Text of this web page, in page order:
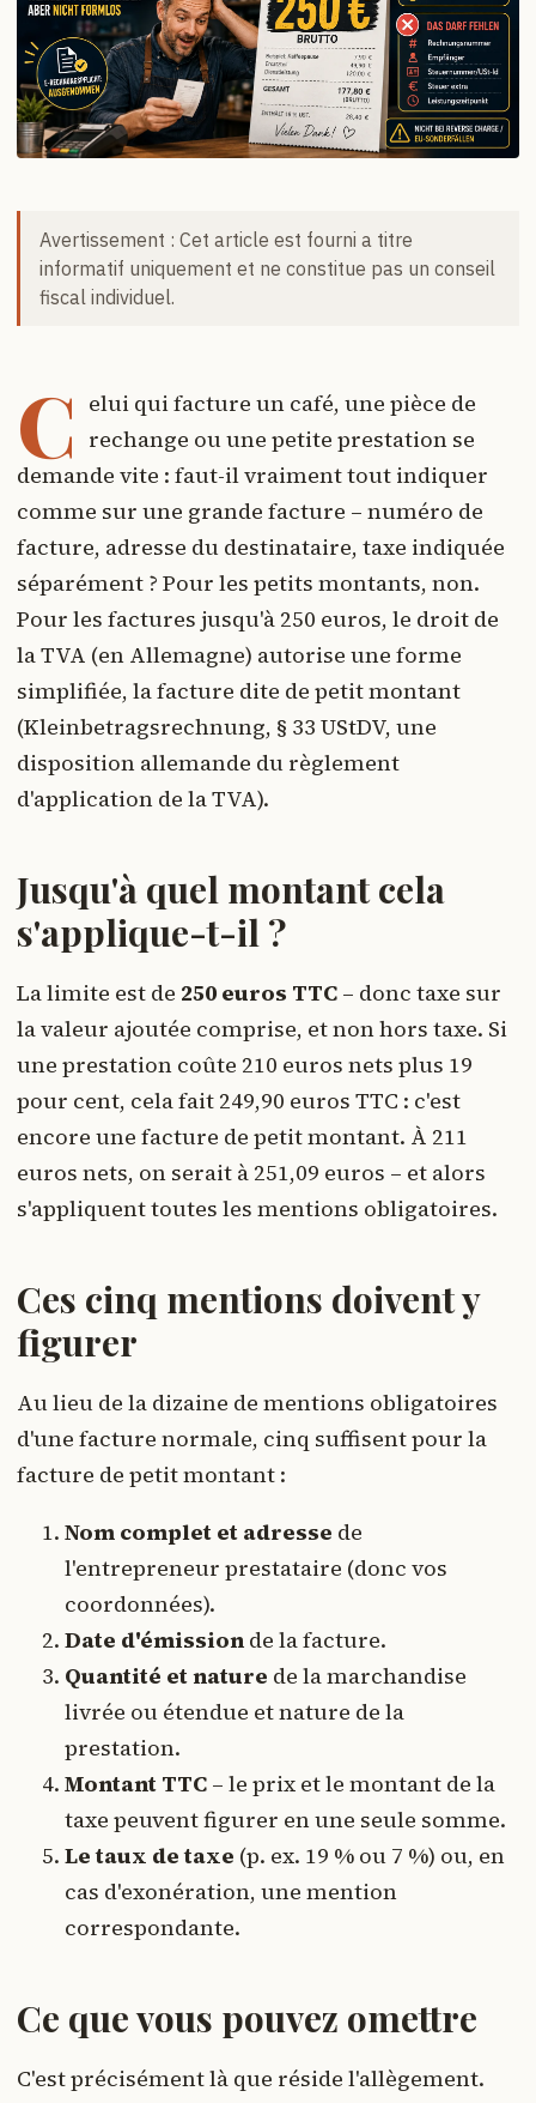
Avertissement : Cet article est fourni a titre
informatif uniquement et ne constitue pas un conseil
fiscal individuel.
C elui qui facture un café, une pièce de
rechange ou une petite prestation se
demande vite : faut-il vraiment tout indiquer
comme sur une grande facture – numéro de
facture, adresse du destinataire, taxe indiquée
séparément ? Pour les petits montants, non.
Pour les factures jusqu'à 250 euros, le droit de
la TVA (en Allemagne) autorise une forme
simplifiée, la facture dite de petit montant
(Kleinbetragsrechnung, § 33 UStDV, une
disposition allemande du règlement
d'application de la TVA).
Jusqu'à quel montant cela
s'applique-t-il ?
La limite est de 250 euros TTC – donc taxe sur
la valeur ajoutée comprise, et non hors taxe. Si
une prestation coûte 210 euros nets plus 19
pour cent, cela fait 249,90 euros TTC : c'est
encore une facture de petit montant. À 211
euros nets, on serait à 251,09 euros – et alors
s'appliquent toutes les mentions obligatoires.
Ces cinq mentions doivent y
figurer
Au lieu de la dizaine de mentions obligatoires
d'une facture normale, cinq suffisent pour la
facture de petit montant :
Nom complet et adresse de
l'entrepreneur prestataire (donc vos
coordonnées).
Date d'émission de la facture.
Quantité et nature de la marchandise
livrée ou étendue et nature de la
prestation.
Montant TTC – le prix et le montant de la
taxe peuvent figurer en une seule somme.
Le taux de taxe (p. ex. 19 % ou 7 %) ou, en
cas d'exonération, une mention
correspondante.
Ce que vous pouvez omettre
C'est précisément là que réside l'allègement.